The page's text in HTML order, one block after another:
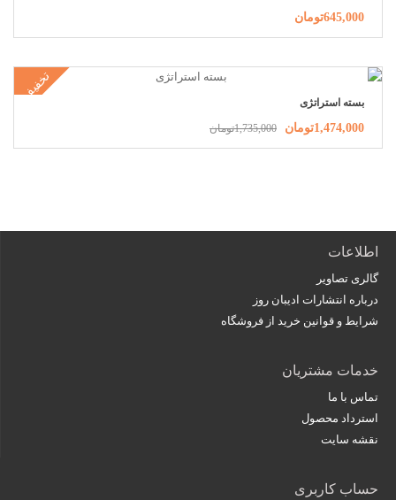
645,000تومان
تخفیف بسته استراتژی
1,474,000تومان 1,735,000تومان
اطلاعات
گالری تصاویر
درباره انتشارات ادیبان روز
شرایط و قوانین خرید از فروشگاه
خدمات مشتریان
تماس با ما
استرداد محصول
نقشه سایت
حساب کاربری